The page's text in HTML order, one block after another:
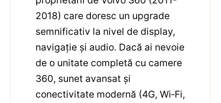
2018) care doresc un upgrade
semnificativ la nivel de display,
navigație și audio. Dacă ai nevoie
de o unitate completă cu camere
360, sunet avansat și
conectivitate modernă (4G, Wi‑Fi,